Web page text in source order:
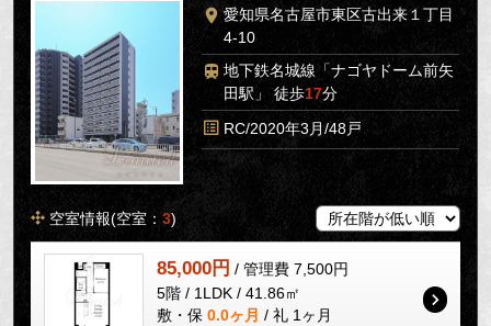
愛知県名古屋市東区古出来１丁目
4-10
地下鉄名城線「ナゴヤドーム前矢
田駅」 徒歩17分
RC/2020年3月/48戸
空室情報(空室：3)
85,000円 / 管理費 7,500円
5階 / 1LDK / 41.86㎡
敷・保 0.0ヶ月 / 礼 1ヶ月